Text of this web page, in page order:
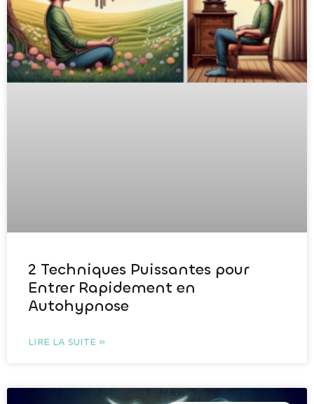
2 Techniques Puissantes pour
Entrer Rapidement en
Autohypnose
LIRE LA SUITE »